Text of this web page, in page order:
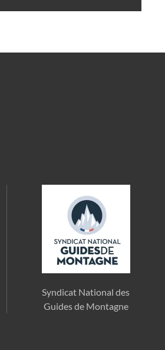
Syndicat National des
Guides de Montagne